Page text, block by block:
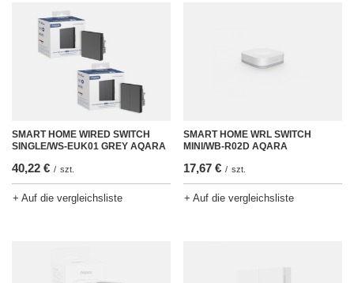
SMART HOME WIRED SWITCH
SINGLE/WS-EUK01 GREY AQARA
40,22 € / szt.
+ Auf die vergleichsliste
SMART HOME WRL SWITCH
MINI/WB-R02D AQARA
17,67 € / szt.
+ Auf die vergleichsliste